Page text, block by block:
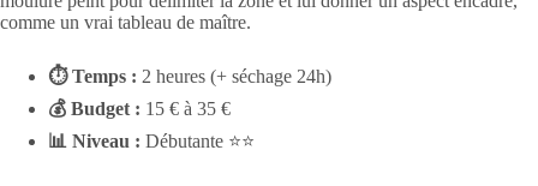
comme un vrai tableau de maître.
⏱ Temps : 2 heures (+ séchage 24h)
💰 Budget : 15 € à 35 €
📊 Niveau : Débutante ⭐⭐